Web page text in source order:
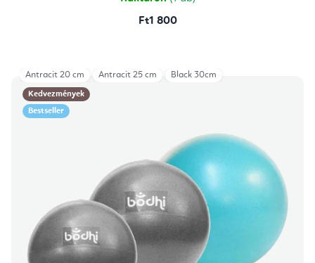
Ft1 800
Kedvezmények
Bestseller
Antracit 20 cm Antracit 25 cm Black 30cm